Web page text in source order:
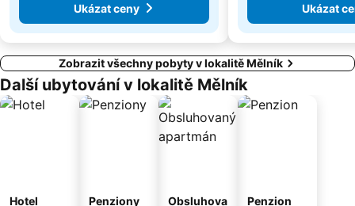
Ukázat ceny
Ukázat
Zobrazit všechny pobyty v lokalitě Mělník
Další ubytování v lokalitě Mělník
Hotel Penziony
Obsluhova
Penzion